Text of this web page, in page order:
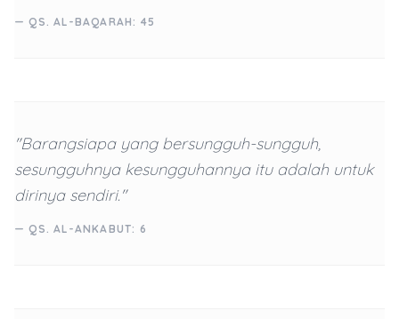
— QS. AL-BAQARAH: 45
"Barangsiapa yang bersungguh-sungguh,
sesungguhnya kesungguhannya itu adalah untuk
dirinya sendiri."
— QS. AL-ANKABUT: 6